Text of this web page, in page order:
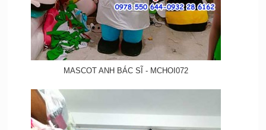
MASCOT ANH BÁC SĨ - MCHOI072